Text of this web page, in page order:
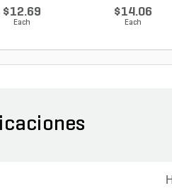
$12.69
Each
$14.06
Each